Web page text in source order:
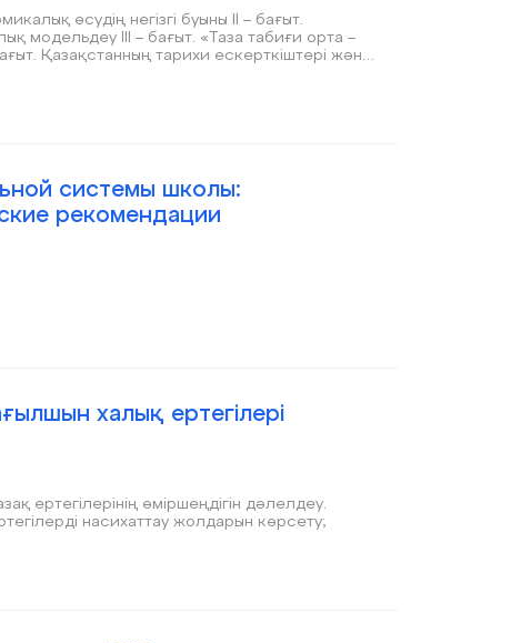
өсудің негізгі буыны ІІ – бағыт.
модельдеу ІІІ – бағыт. «Таза табиғи орта –
Қазақстанның тарихи ескерткіштері және
системы школы:
рекомендации
халық ертегілері
ертегілерінің өміршеңдігін дәлелдеу.
3.Ертегі жанрын тәрбие үрдісінде қолдану жандандыру. 4. Ертегілерді насихаттау жолдарын көрсету;